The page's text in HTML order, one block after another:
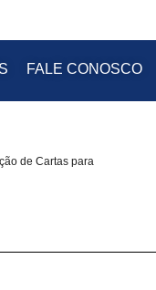
FALE CONOSCO
de Cartas para